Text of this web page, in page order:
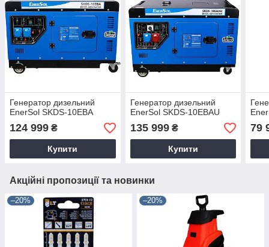
Генератор дизельний
EnerSol SKDS-10EBA
124 999 ₴
Купити
Генератор дизельний
EnerSol SKDS-10EBAU
135 999₴
Купити
79
Акційні пропозиції та новинки
–20% –20%